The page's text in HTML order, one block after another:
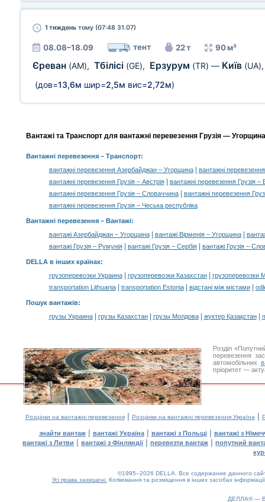
1 тиждень тому (07:48 31.07)
08.08–18.09 тент 22 т 90 м³
Єреван (AM), Тбілісі (GE), Ерзурум (TR) — Київ (UA)
(дов=13,6м шир=2,5м вис=2,72м)
Вантажі та Транспорт для вантажні перевезення Грузія —
Вантажні перевезення– Транспорт:
вантажні перевезення Азербайджан – Угорщина|
вантажні
вантажні перевезення Грузія – Австрія|
вантажні перевезення Грузія –
вантажні перевезення Грузія – Словаччина|
вантажні перевезення
вантажні перевезення Грузія – Чеська республіка
Вантажні перевезення – Вантажі:
вантажі Азербайджан – Угорщина| вантажі Вірменія – Угорщина|
вантажі Грузія – Румунія| вантажі Грузія – Сербія| вантажі Грузія –
DELLA в інших країнах:
грузоперевозки Украина| грузоперевозки Казахстан|
грузоперевозки
transportation Lithuania| transportation Estonia| відстані між містами|
Пошук вантажів:
грузы Украина| грузы Казахстан| грузы Молдова| жүктер Қазақстан|
Розділ
перевезення
автомобільних
пріоритет —
Розцінки на вантажні перевезення| Розцінки на вантажні перевезення Україна |
знайти вантаж| вантажі Україна| вантажі з Польщі| вантажі з
вантажі з Литви | вантажі з Фінляндії| перевезти вантаж | попутний
©1995–2026 DELLA. Все содержание данного
Усі права захищені. Копіювання та розміщення в інших засобах
ДЕЛЛА® —